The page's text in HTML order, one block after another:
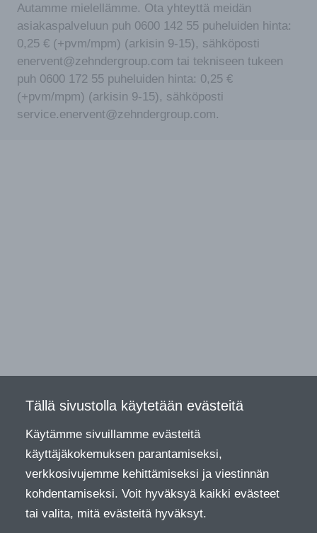
Autamme mielellämme. Ota yhteyttä meidän
asiakaspalveluun puh 0600 142 55 puheluiden hinta:
0,25 € (+pvm/mpm) (arkisin 9-15), sähköposti
enervent@zehndergroup.com tai tekniseen tukeen
puh 0600 172 55 puheluiden hinta: 0,25 €
(+pvm/mpm) (arkisin 9-15), sähköposti
service.enervent@zehndergroup.com.
Tällä sivustolla käytetään evästeitä
Käytämme sivuillamme evästeitä
käyttäjäkokemuksen parantamiseksi,
verkkosivujemme kehittämiseksi ja viestinnän
kohdentamiseksi. Voit hyväksyä kaikki evästeet
tai valita, mitä evästeitä hyväksyt.